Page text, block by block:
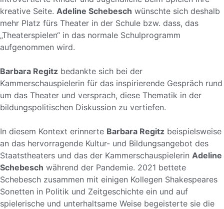
kreative Seite. Adeline Schebesch wünschte sich deshalb
mehr Platz fürs Theater in der Schule bzw. dass, das
„Theaterspielen“ in das normale Schulprogramm
aufgenommen wird.
Barbara Regitz bedankte sich bei der
Kammerschauspielerin für das inspirierende Gespräch rund
um das Theater und versprach, diese Thematik in der
bildungspolitischen Diskussion zu vertiefen.
In diesem Kontext erinnerte Barbara Regitz beispielsweise
an das hervorragende Kultur- und Bildungsangebot des
Staatstheaters und das der Kammerschauspielerin Adeline
Schebesch während der Pandemie. 2021 bettete
Schebesch zusammen mit einigen Kollegen Shakespeares
Sonetten in Politik und Zeitgeschichte ein und auf
spielerische und unterhaltsame Weise begeisterte sie die